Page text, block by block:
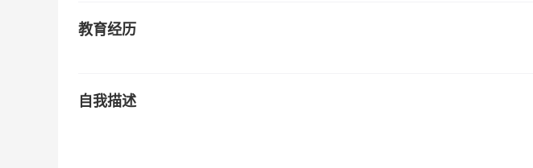
教育经历
自我描述